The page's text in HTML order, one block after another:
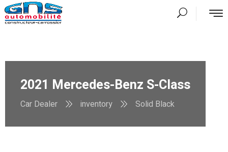
2021 Mercedes-Benz S-Class
Car Dealer inventory Solid Black